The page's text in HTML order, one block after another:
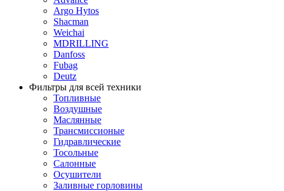
Argo Hytos
Shacman
Weichai
MDRILLING
Danfoss
Fubag
Deutz
Фильтры для всей техники
Топливные
Воздушные
Маслянные
Трансмиссионые
Гидравлические
Тосольные
Салонные
Осушители
Заливные горловины